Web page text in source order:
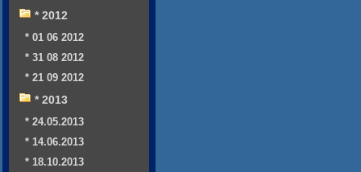
* 2012
* 01 06 2012
* 31 08 2012
* 21 09 2012
* 2013
* 24.05.2013
* 14.06.2013
* 18.10.2013